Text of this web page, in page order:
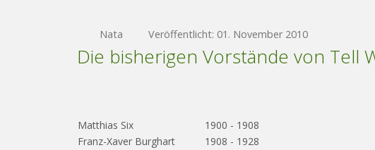
Nata Veröffentlicht: 01. November 2010
Die bisherigen Vorstände von Tell
Matthias Six
1900 - 1908
Franz-Xaver Burghart
1908 - 1928